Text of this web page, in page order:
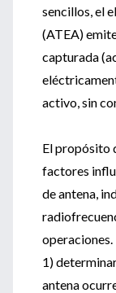
sencillos, el
(ATEA)
capturada
activo, sin
El propósito
factores
de antena,
1)
antena